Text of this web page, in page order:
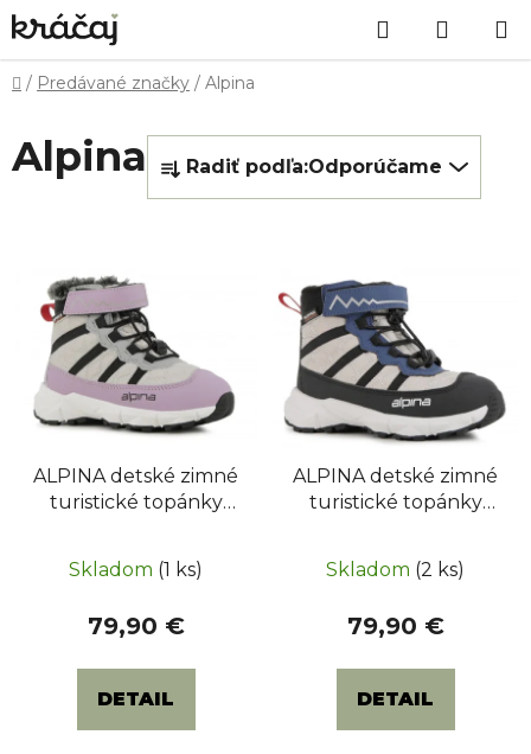
Prejsť
na
obsah
Hľadať
KOŠÍK
Domov
/ Predávané značky / Alpina
Alpina a
d
i
e
p
r
o
u
k
o
v
Radiť podľa:Odporúčame
ý
ALPINA detské zimné
turistické topánky
Skladom (1 ks)
79,90 €
DETAIL
ALPINA detské zimné
turistické topánky
Skladom (2 ks)
79,90 €
DETAIL